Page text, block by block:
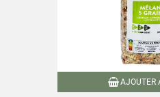
AJOUTER